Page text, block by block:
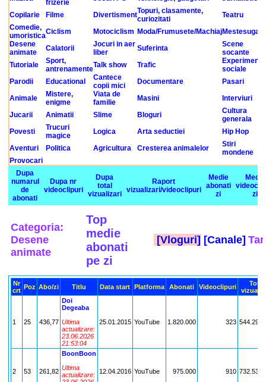
frizerie
Copilarie
Filme DivertismentTopuri, clasamente,
curiozitati
Teatru
Comedie,
umoristicaCiclism Motociclism Moda/Frumusete/MachiajMestesugarit
Desene
animate
Calatorii
Jocuri in aer
liber
Suferinta
Scene
socante
Tutoriale
Sport,
antrenamenteTalk show Trafic
Experimente
sociale
Parodii
Educational
Cantece
copii mici
Documentare
Pasari
Animale
Mistere,
enigme
Viata de
familie
Masini
Interviuri
Jucarii
Animatii Slime Bloguri
Cultura
generala
Povesti
Trucuri
magice
Logica Arta seductiei
Hip Hop
Aventuri
Politica Agricultura Cresterea animalelor
Stiri
mondene
Provocari
Dupa
numarul
de
abonati
Dupa nr
videoclipuri
Dupa
total
vizualizari
Raport
vizualizari/videoclipuri
Medie
abonati
zi
Medie
zi
Categoria:
Desene
animate
Top
medie
abonati
pe zi
[Vloguri] [Canale]
Nr
crt Poz Abo/zi Titlu Data start Platforma Abonati Videoclipuri
Total
1 25 436,77
Doi
Degeaba
Ultima
actualizare:
23.06.2026
21:53:04
25.01.2015 YouTube 1.820.000 323
2 53 261,82
BoonBoon
Ultima
actualizare:
12.04.2016 YouTube 975.000 910